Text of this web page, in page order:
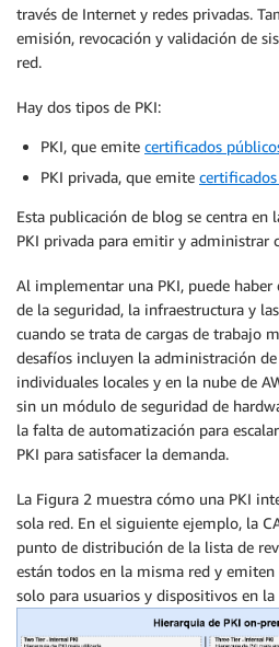
través de Internet y redes privadas.
emisión, revocación y validación de
red.
Hay dos tipos de PKI:
PKI, que emite certificados
PKI privada, que emite
Esta publicación de blog se centra
PKI privada para emitir y administrar
Al implementar una PKI, puede haber
de la seguridad, la infraestructura y
cuando se trata de cargas de trabajo
desafíos incluyen la administración de
individuales locales y en la nube de
sin un módulo de seguridad de
la falta de automatización para
PKI para satisfacer la demanda.
La Figura 2 muestra cómo una PKI
sola red. En el siguiente ejemplo, la
punto de distribución de la lista de
están todos en la misma red y
solo para usuarios y dispositivos en